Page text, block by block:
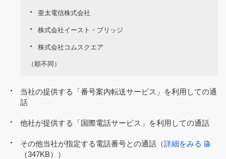
亜太電信株式会社
株式会社イースト・ブリッジ
株式会社コムスクエア
（順不同）
当社の提供する「番号案内転送サービス」を利用しての通
話
他社が提供する「国際電話サービス」を利用しての通話
その他当社が指定する電話番号との通話（詳細をみる
（347KB）
）